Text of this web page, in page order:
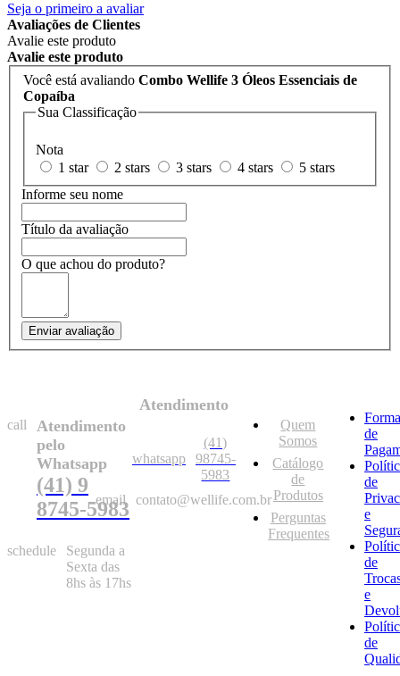
Seja o primeiro a avaliar
Avaliações de Clientes
Avalie este produto
Avalie este produto
Você está avaliando Combo Wellife 3 Óleos Essenciais de
Copaíba
Sua Classificação
Nota
1 star
2 stars 3 stars 4 stars
5 stars
Informe seu nome
Título da avaliação
O que achou do produto?
Enviar avaliação
call
Atendimento
pelo
Whatsapp
(41) 9
8745-5983
schedule
Segunda a
Sexta das
8hs às 17hs
Atendimento
whatsapp
(41)
98745-
5983
email
contato@wellife.com.br
Quem
Somos
Catálogo
de
Produtos
Perguntas
Frequentes
de
de
e
de
e
de